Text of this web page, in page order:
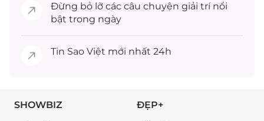
Đừng bỏ lỡ các câu chuyện giải trínổi
bật trong ngày
Tin Sao Việt mới nhất 24h
SHOWBIZ ĐẸP+